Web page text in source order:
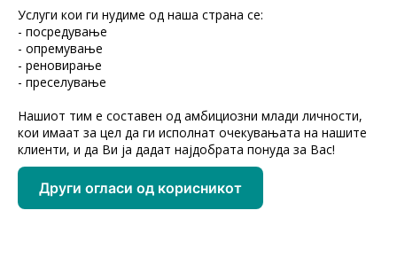
Услуги кои ги нудиме од наша страна се:
- посредување
- опремување
- реновирање
- преселување
Нашиот тим е составен од амбициозни млади личности,
кои имаат за цел да ги исполнат очекувањата на нашите
клиенти, и да Ви ја дадат најдобрата понуда за Вас!
Други огласи од корисникот